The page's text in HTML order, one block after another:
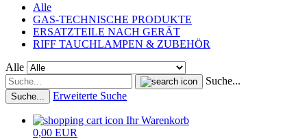
Alle
GAS-TECHNISCHE PRODUKTE
ERSATZTEILE NACH GERÄT
RIFF TAUCHLAMPEN & ZUBEHÖR
Alle
Suche...
Suche... Erweiterte Suche
Ihr Warenkorb
0,00 EUR